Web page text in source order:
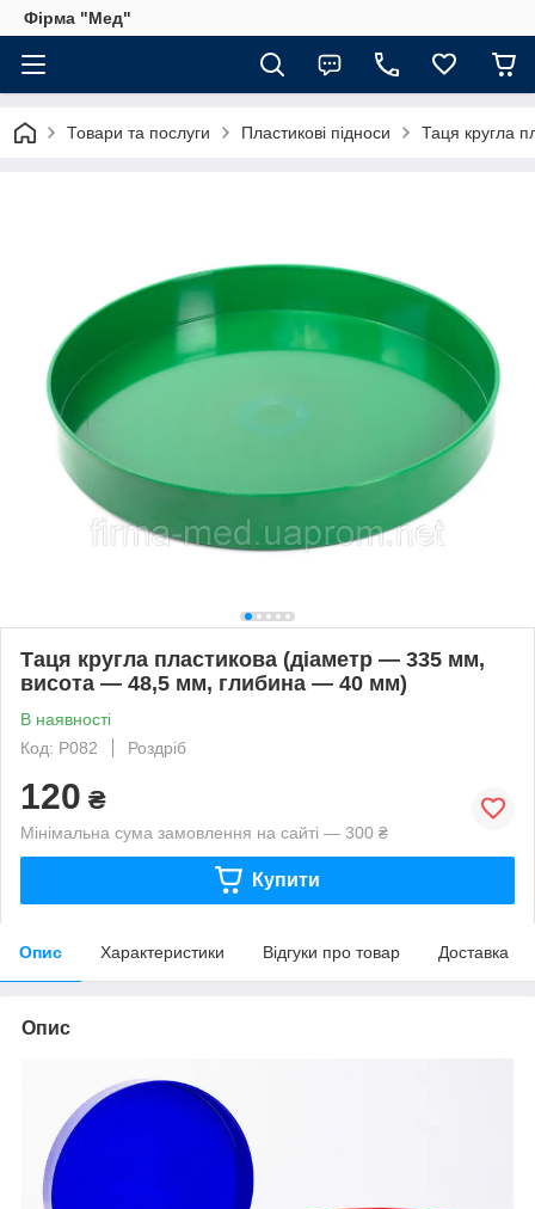
Фірма "Мед"
Товари та послуги Пластикові підноси Таця кругла
Таця кругла пластикова (діаметр — 335 мм,
висота — 48,5 мм, глибина — 40 мм)
В наявності
Код: P082
Роздріб
120 ₴
Мінімальна сума замовлення на сайті — 300 ₴
Купити
Опис Характеристики Відгуки про товар Доставка
Опис